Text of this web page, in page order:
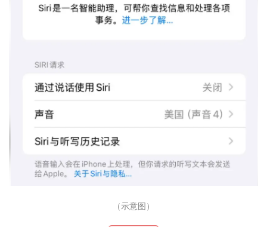
（示意图）